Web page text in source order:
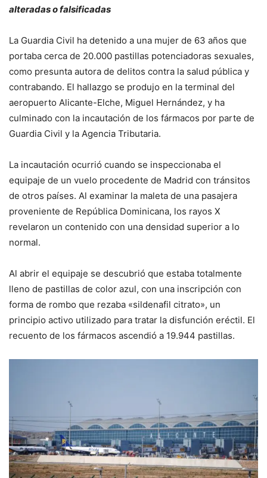
alteradas o falsificadas
La Guardia Civil ha detenido a una mujer de 63 años que
portaba cerca de 20.000 pastillas potenciadoras sexuales,
como presunta autora de delitos contra la salud pública y
contrabando. El hallazgo se produjo en la terminal del
aeropuerto Alicante-Elche, Miguel Hernández, y ha
culminado con la incautación de los fármacos por parte de
Guardia Civil y la Agencia Tributaria.
La incautación ocurrió cuando se inspeccionaba el
equipaje de un vuelo procedente de Madrid con tránsitos
de otros países. Al examinar la maleta de una pasajera
proveniente de República Dominicana, los rayos X
revelaron un contenido con una densidad superior a lo
normal.
Al abrir el equipaje se descubrió que estaba totalmente
lleno de pastillas de color azul, con una inscripción con
forma de rombo que rezaba «sildenafil citrato», un
principio activo utilizado para tratar la disfunción eréctil. El
recuento de los fármacos ascendió a 19.944 pastillas.